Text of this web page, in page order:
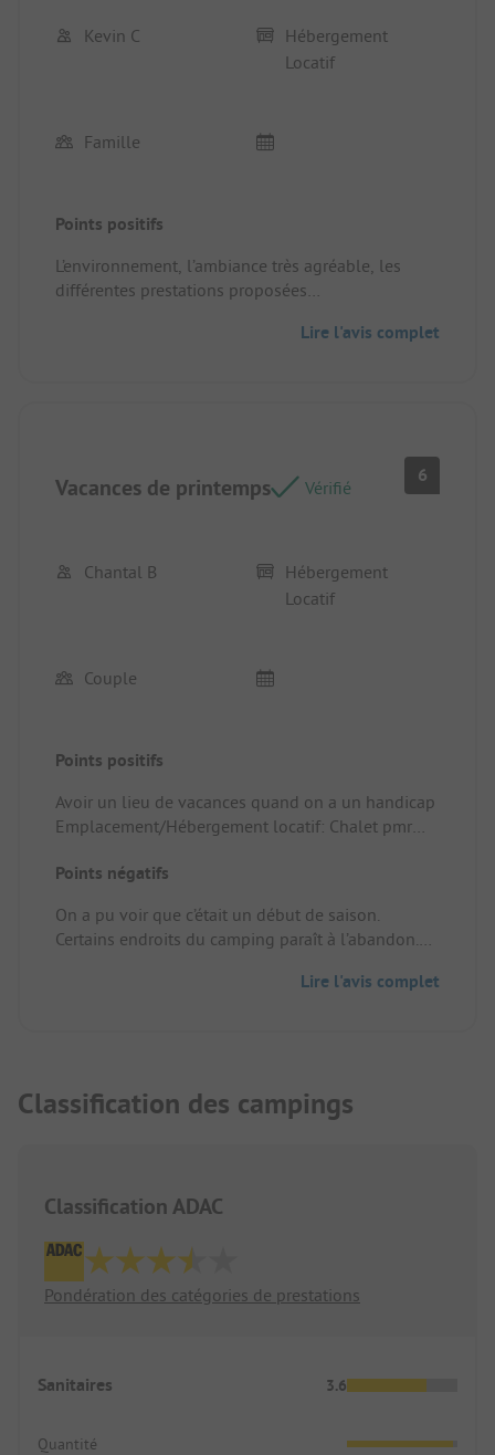
Kevin C
Hébergement
Locatif
Famille
Points positifs
L’environnement, l’ambiance très agréable, les
différentes prestations proposées
très propre les prestations avec sont parfaite les
Lire l'avis complet
Vacances de printemps Vérifié
6
Chantal B
Hébergement
Locatif
Couple
Points positifs
Avoir un lieu de vacances quand on a un handicap
Emplacement/Hébergement locatif: Chalet pmr
Points négatifs
On a pu voir que c’était un début de saison.
Certains endroits du camping paraît à l’abandon.
Emplacement/Hébergement locatif: Pas très
Lire l'avis complet
Classification des campings
Classification ADAC
Pondération des catégories de prestations
Sanitaires 3.6
Quantité